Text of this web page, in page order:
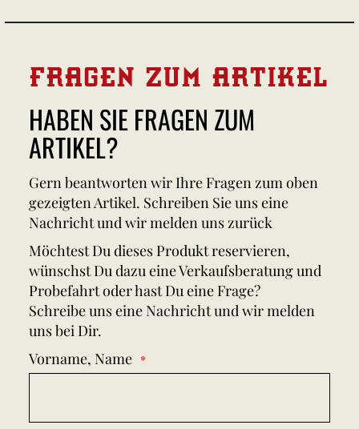
FRAGEN ZUM ARTIKEL
HABEN SIE FRAGEN ZUM
ARTIKEL?
Gern beantworten wir Ihre Fragen zum oben
gezeigten Artikel. Schreiben Sie uns eine
Nachricht und wir melden uns zurück
Möchtest Du dieses Produkt reservieren,
wünschst Du dazu eine Verkaufsberatung und
Probefahrt oder hast Du eine Frage?
Schreibe uns eine Nachricht und wir melden
uns bei Dir.
Vorname, Name